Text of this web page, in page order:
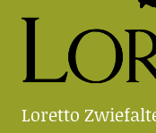
Loretto